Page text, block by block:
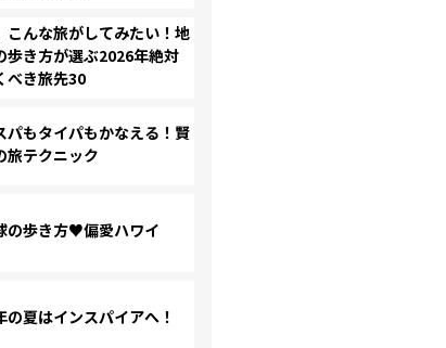
こんな旅がしてみたい！地
歩き方が選ぶ2026年絶対
べき旅先30
パもタイパもかなえる！賢
旅テクニック
の歩き方♥偏愛ハワイ
の夏はインスパイアへ！